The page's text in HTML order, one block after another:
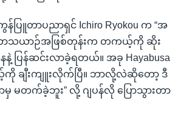
ြူတာပညာရှင် Ichiro Ryokou က “အ
ကာသယာဉ်အဖြစ်တုန်းက တကယ့်ကို ဆိုး
ေနဲ့ ပြန်ဆင်းလာခဲ့ရတယ်။ အခု Hayabusa
ျီးကျူးလိုက်ပြီ။ ဘာလို့လဲဆိုတော့ ဒီ
မတက်ခဲ့ဘူး” လို့ ဂျပန်လို ပြောသွားတာ